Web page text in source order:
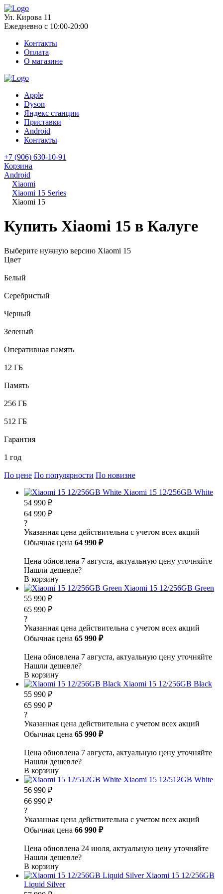
Ул. Кирова 11
Ежедневно с 10:00-20:00
Контакты
Оплата
О магазине
Apple
Dyson
Яндекс станции
Приставки
Android
Контакты
+7 (906) 630-10-91
Корзина
Android
Xiaomi
Xiaomi 15 Series
Xiaomi 15
Купить Xiaomi 15 в Калуге
Выберите нужную версию Xiaomi 15
Цвет
Белый
Серебристый
Черный
Зеленый
Оперативная память
12 ГБ
Память
256 ГБ
512 ГБ
Гарантия
1 год
По цене По популярности По новизне
Xiaomi 15 12/256GB White
54 990 ₽
64 990 ₽
?
Указанная цена действительна с учетом всех акций
Обычная цена 64 990 ₽
Цена обновлена 7 августа, актуальную цену уточняйте
Нашли дешевле?
В корзину
Xiaomi 15 12/256GB Green
55 990 ₽
65 990 ₽
?
Указанная цена действительна с учетом всех акций
Обычная цена 65 990 ₽
Цена обновлена 7 августа, актуальную цену уточняйте
Нашли дешевле?
В корзину
Xiaomi 15 12/256GB Black
55 990 ₽
65 990 ₽
?
Указанная цена действительна с учетом всех акций
Обычная цена 65 990 ₽
Цена обновлена 7 августа, актуальную цену уточняйте
Нашли дешевле?
В корзину
Xiaomi 15 12/512GB White
56 990 ₽
66 990 ₽
?
Указанная цена действительна с учетом всех акций
Обычная цена 66 990 ₽
Цена обновлена 24 июля, актуальную цену уточняйте
Нашли дешевле?
В корзину
Xiaomi 15 12/256GB
Liquid Silver